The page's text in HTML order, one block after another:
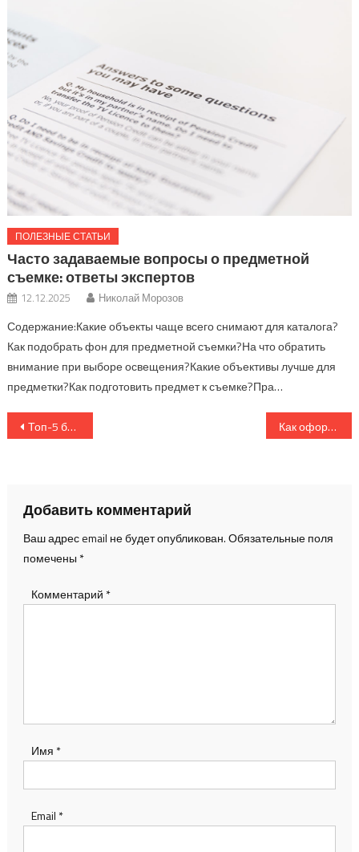
ПОЛЕЗНЫЕ СТАТЬИ
Часто задаваемые вопросы о предметной
съемке: ответы экспертов
12.12.2025 Николай Морозов
Содержание:Какие объекты чаще всего снимают для каталога?
Как подобрать фон для предметной съемки?На что обратить
внимание при выборе освещения?Какие объективы лучше для
предметки?Как подготовить предмет к съемке?Пра…
Навигация
Топ-5 бесплатных онлайн-сервисов для создания коллажей и макетов Как оформить портфолио фотографа: пошаговая инструкция
Добавить комментарий
Ваш адрес email не будет опубликован.Обязательные поля
помечены *
Комментарий *
Имя *
Email *